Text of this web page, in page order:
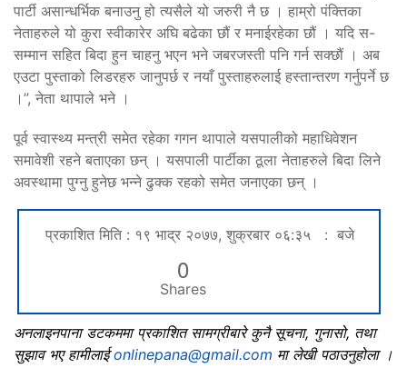
पार्टी असान्धर्भिक बनाउनु हो त्यसैले यो जरुरी नै छ । हाम्रो पंक्तिका
नेताहरुले यो कुरा स्वीकारेर अघि बढेका छौं र मनाईरहेका छौं । यदि स-
सम्मान सहित बिदा हुन चाहनु भएन भने जबरजस्ती पनि गर्न सक्छौं । अब
एउटा पुस्ताको लिडरहरु जानुपर्छ र नयाँ पुस्ताहरुलाई हस्तान्तरण गर्नुपर्ने छ
।”, नेता थापाले भने ।
पूर्व स्वास्थ्य मन्त्री समेत रहेका गगन थापाले यसपालीको महाधिवेशन
समावेशी रहने बताएका छन् । यसपाली पार्टीका ठूला नेताहरुले बिदा लिने
अवस्थामा पुग्नु हुनेछ भन्ने ढुक्क रहको समेत जनाएका छन् ।
प्रकाशित मिति : १९ भाद्र २०७७, शुक्रबार ०६:३५ : बजे
0
Shares
अनलाइनपाना डटकममा प्रकाशित सामग्रीबारे कुनै सूचना, गुनासो, तथा
सुझाव भए हामीलाईonlinepana@gmail.com मा लेखी पठाउनुहोला ।